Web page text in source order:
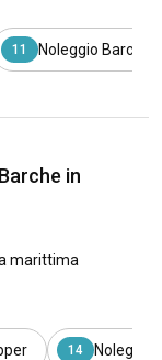
11 Noleggio Barche
in
marittima
14 Noleggio